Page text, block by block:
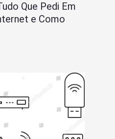
Que Pedi Em
e Como